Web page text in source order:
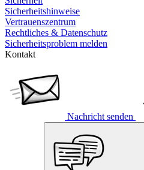
Sicherheitshinweise
Vertrauenszentrum
Rechtliches & Datenschutz
Sicherheitsproblem melden
Kontakt
Nachricht senden